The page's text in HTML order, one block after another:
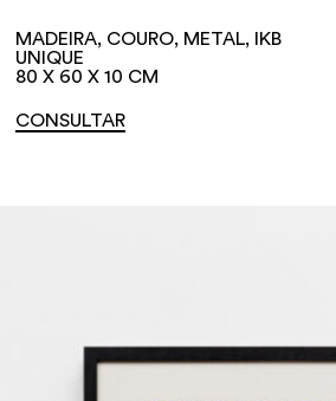
MADEIRA, COURO, METAL, IKB
UNIQUE
80 X 60 X 10 CM
CONSULTAR